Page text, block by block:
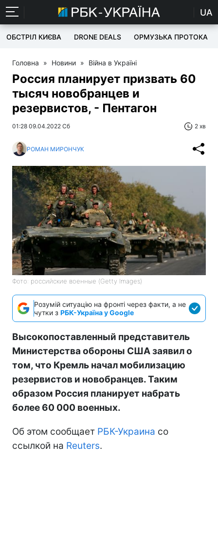
UA
ОБСТРІЛ КИЄВА DRONE DEALS ОРМУЗЬКА ПРОТОКА
Головна » Новини » Війна в Україні
Россия планирует призвать 60
тысяч новобранцев и
резервистов, - Пентагон
01:28 09.04.2022 Сб 2 хв
РОМАН МИРОНЧУК
Фото: российские военные (Getty Images)
Розумій ситуацію на фронті через факти, а не
чутки з РБК-Україна у Google
Высокопоставленный представитель
Министерства обороны США заявил о
том, что Кремль начал мобилизацию
резервистов и новобранцев. Таким
образом Россия планирует набрать
более 60 000 военных.
Об этом сообщает РБК-Украина со
ссылкой на Reuters.